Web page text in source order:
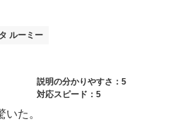
ルーミー
説明の分かりやすさ：5
対応スピード：5
た。